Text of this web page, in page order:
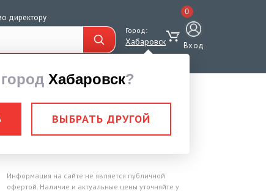
директору
Город:
Хабаровск
Хабаровск?
ВЫБРАТЬ ДРУГОЙ
0
Вход
80 10,5 мм
Информация на сайте не является публичной
офертой. Наличие и актуальные цены уточняйте у